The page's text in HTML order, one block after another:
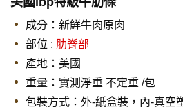
成分：新鮮牛肉原肉
部位 : 肋脊部
產地：美國
重量：實測淨重 不定重 /包
包裝方式：外-紙盒裝，內-真空